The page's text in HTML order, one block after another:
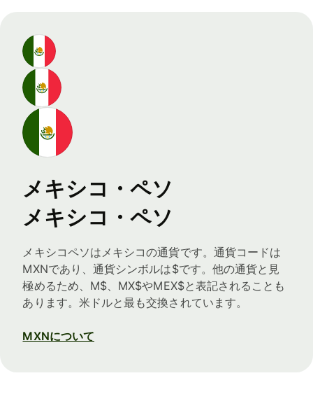
メキシコ・ペソ
メキシコ・ペソ
メキシコペソはメキシコの通貨です。通貨コードは
MXNであり、通貨シンボルは$です。他の通貨と見
極めるため、M$、MX$やMEX$と表記されることも
あります。米ドルと最も交換されています。
MXNについて